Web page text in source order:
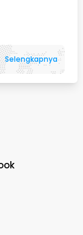
Selengkapnya